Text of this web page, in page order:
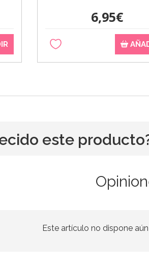
6,95€
este
Este artículo no dispone